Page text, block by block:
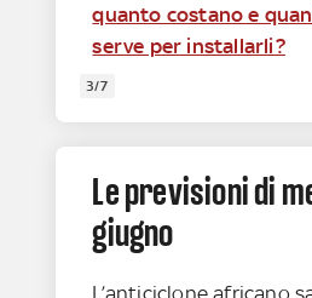
quanto costano e
serve per installarli?
3/7
Le previsioni di
giugno
L’anticiclone africano